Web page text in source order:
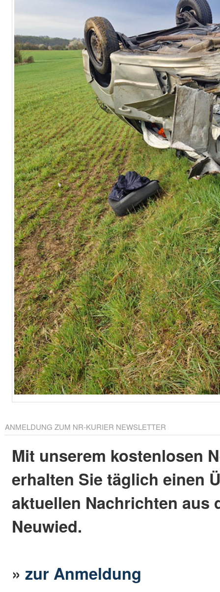
ANMELDUNG ZUM NR-KURIER NEWSLETTER
Mit unserem kostenlosen
erhalten Sie täglich einen
aktuellen Nachrichten aus
Neuwied.
»zur Anmeldung